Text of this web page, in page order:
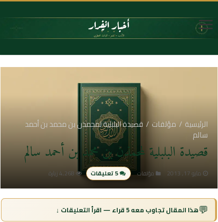
الرئيسية / مؤلفات / قصيدة البلبلية لمحمذن بن محمد بن أحمد
سالم
قصيدة البلبلية لمحمذن بن محمد بن أحمد سالم
مايو 17, 2013 مؤلفات 5 تعليقات 4,268 زيارة
💬هذا المقال تجاوب معه 5 قراء — اقرأ التعليقات ↓